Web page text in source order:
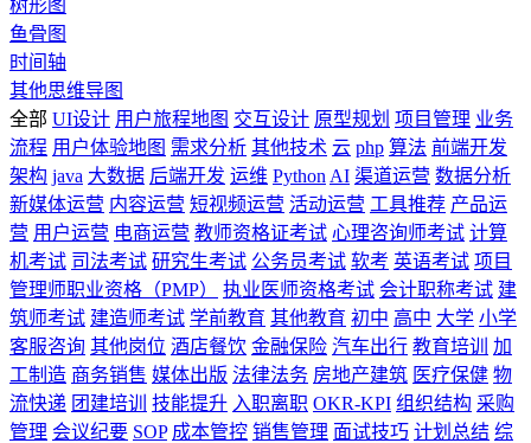
树形图
鱼骨图
时间轴
其他思维导图
全部 UI设计 用户旅程地图 交互设计 原型规划 项目管理 业务
流程 用户体验地图 需求分析 其他技术 云 php 算法 前端开发
架构 java 大数据 后端开发 运维 Python AI 渠道运营 数据分析
新媒体运营 内容运营 短视频运营 活动运营 工具推荐 产品运
营 用户运营 电商运营 教师资格证考试 心理咨询师考试 计算
机考试 司法考试 研究生考试 公务员考试 软考 英语考试 项目
管理师职业资格（PMP）
执业医师资格考试 会计职称考试 建
筑师考试 建造师考试 学前教育 其他教育 初中 高中 大学 小学
客服咨询 其他岗位 酒店餐饮 金融保险 汽车出行 教育培训
加
工制造 商务销售 媒体出版 法律法务 房地产建筑 医疗保健 物
流快递 团建培训 技能提升 入职离职 OKR-KPI 组织结构 采购
管理 会议纪要 SOP 成本管控 销售管理 面试技巧 计划总结 综